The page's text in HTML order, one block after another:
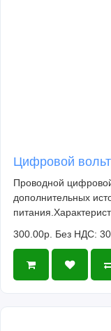
Цифровой
Проводной
дополнительных
300.00р. Без НДС: